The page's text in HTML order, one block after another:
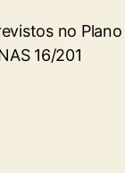
no
16/201